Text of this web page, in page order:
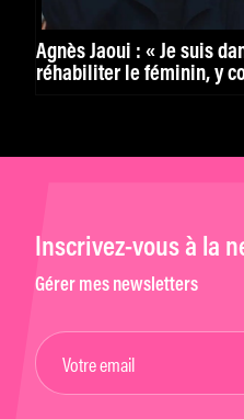
Agnès Jaoui : « Je suis
réhabiliter le féminin, y
Inscrivez-vous à la
Gérer mes newsletters